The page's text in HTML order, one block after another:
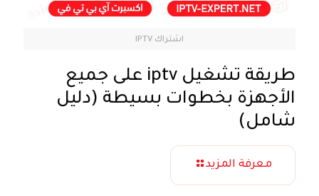
اشتراك IPTV
طريقة تشغيل iptv على جميع
الأجهزة بخطوات بسيطة (دليل
شامل)
معرفة المزيد